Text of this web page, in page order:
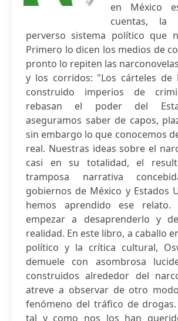
en México
cuentas, la
perverso sistema político que
Primero lo dicen los medios de
pronto lo repiten las
y los corridos: "Los cárteles de
construido imperios de
rebasan el poder del
aseguramos saber de capos,
sin embargo lo que conocemos
real. Nuestras ideas sobre el
casi en su totalidad, el
tramposa narrativa
gobiernos de México y Estados
hemos aprendido ese
empezar a desaprenderlo y
realidad. En este libro, a caballo
político y la crítica cultural,
demuele con asombrosa
construidos alrededor del
atreve a observar de otro
fenómeno del tráfico de drogas.
tal y como nos los han